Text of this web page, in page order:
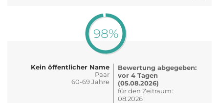
98%
Kein öffentlicher Name
Paar
60-69 Jahre
Bewertung abgegeben:
vor 4 Tagen
(05.08.2026)
für den Zeitraum:
08.2026